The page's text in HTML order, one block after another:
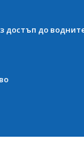
достъп до